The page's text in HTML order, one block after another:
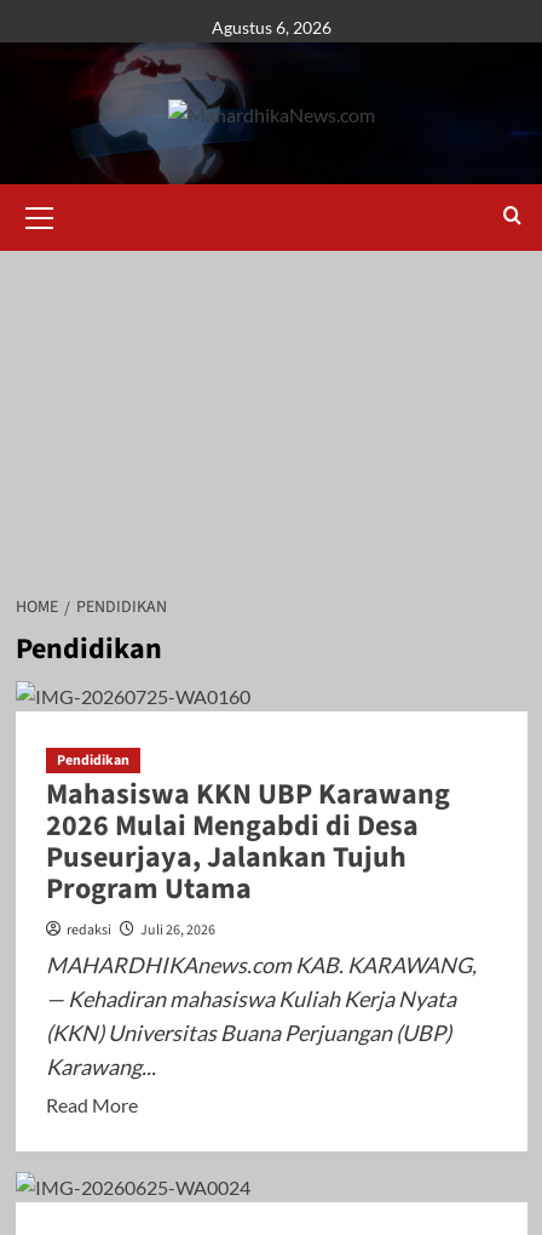
to
Agustus 6, 2026
Menu
HOME PENDIDIKAN
Pendidikan
Pendidikan
Mahasiswa KKN UBP Karawang
2026 Mulai Mengabdi di Desa
Puseurjaya, Jalankan Tujuh
Program Utama
redaksi Juli 26, 2026
MAHARDHIKAnews.com KAB. KARAWANG,
— Kehadiran mahasiswa Kuliah Kerja Nyata
(KKN) Universitas Buana Perjuangan (UBP)
Karawang...
Read MoreRead
Mahasiswa